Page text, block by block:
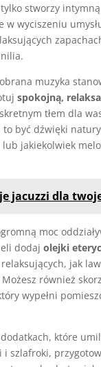
stworzy
w wyciszeniu
muzyka
spokojną,
tłem dla
to być dźwięki
jakiekolwiek
jacuzzi dla
moc
dodajolejki
relaksujących, jak
również
wypełni
które
i szlafroki,